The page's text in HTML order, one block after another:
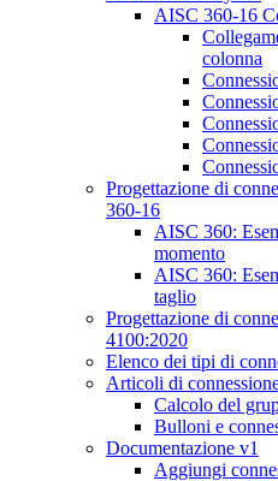
AISC 360-16
colonna
Progettazione di
360-16
AISC 360:
momento
AISC 360:
taglio
Progettazione di
4100:2020
Elenco dei tipi di
Articoli di
Calcolo del
Bulloni e
Documentazione v1
Aggiungi